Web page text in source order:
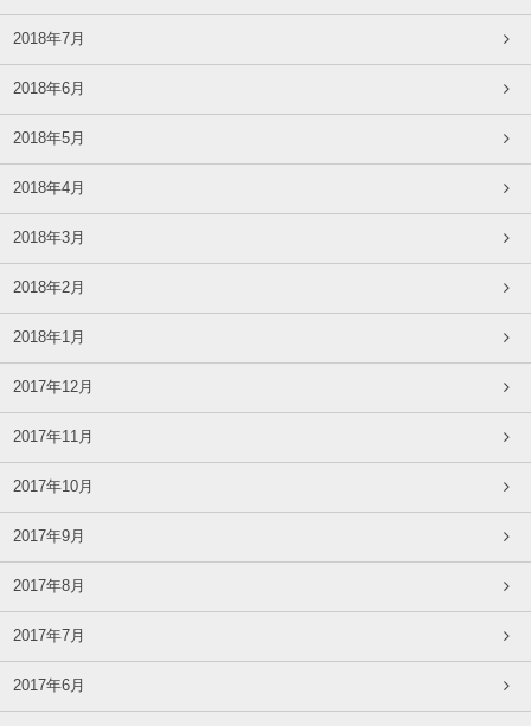
2018年7月
2018年6月
2018年5月
2018年4月
2018年3月
2018年2月
2018年1月
2017年12月
2017年11月
2017年10月
2017年9月
2017年8月
2017年7月
2017年6月